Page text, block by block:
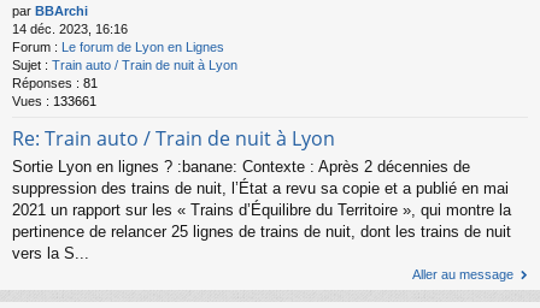
par BBArchi
14 déc. 2023, 16:16
Forum :
Le forum de Lyon en Lignes
Sujet : Train auto / Train de nuit à Lyon
Réponses : 81
Vues : 133661
Re: Train auto / Train de nuit à Lyon
Sortie Lyon en lignes ? :banane: Contexte : Après 2 décennies de
suppression des trains de nuit, l’État a revu sa copie et a publié en mai
2021 un rapport sur les « Trains d’Équilibre du Territoire », qui montre la
pertinence de relancer 25 lignes de trains de nuit, dont les trains de nuit
vers la S...
Aller au message